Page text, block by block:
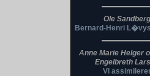
Ole Sandberg
Bernard-Henri
Anne Marie Helger
Engelbreth
Vi